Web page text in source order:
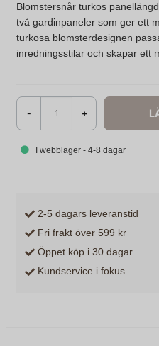
Blomstersnår turkos
två gardinpaneler som ger ett
turkosa blomsterdesignen
inredningsstilar och skapar ett
- +
I webblager - 4-8 dagar
2-5 dagars leveranstid
Fri frakt över 599 kr
Öppet köp i 30 dagar
Kundservice i fokus